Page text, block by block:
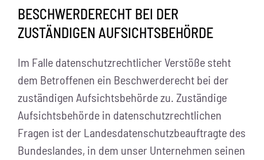
BESCHWERDERECHT BEI DER
ZUSTÄNDIGEN AUFSICHTSBEHÖRDE
Im Falle datenschutzrechtlicher Verstöße steht
dem Betroffenen ein Beschwerderecht bei der
zuständigen Aufsichtsbehörde zu. Zuständige
Aufsichtsbehörde in datenschutzrechtlichen
Fragen ist der Landesdatenschutzbeauftragte des
Bundeslandes, in dem unser Unternehmen seinen